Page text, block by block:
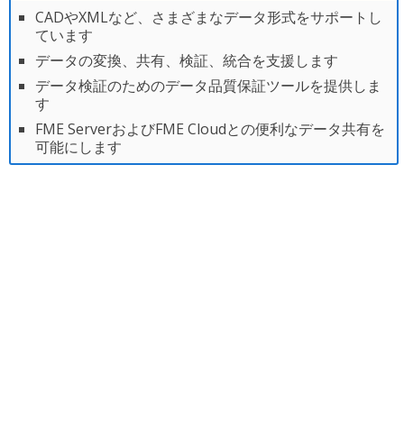
CADやXMLなど、さまざまなデータ形式をサポートし
ています
データの変換、共有、検証、統合を支援します
データ検証のためのデータ品質保証ツールを提供しま
す
FME ServerおよびFME Cloudとの便利なデータ共有を
可能にします